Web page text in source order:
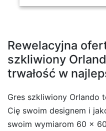
Rewelacyjna
szkliwiony
trwałość w
Gres szkliwiony Orlando
Cię swoim designem i
swoim wymiarom 60 x